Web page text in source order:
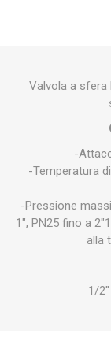
Valvola a
-
-Temperatura
-Pressione
1", PN25 fino a
alla
1/